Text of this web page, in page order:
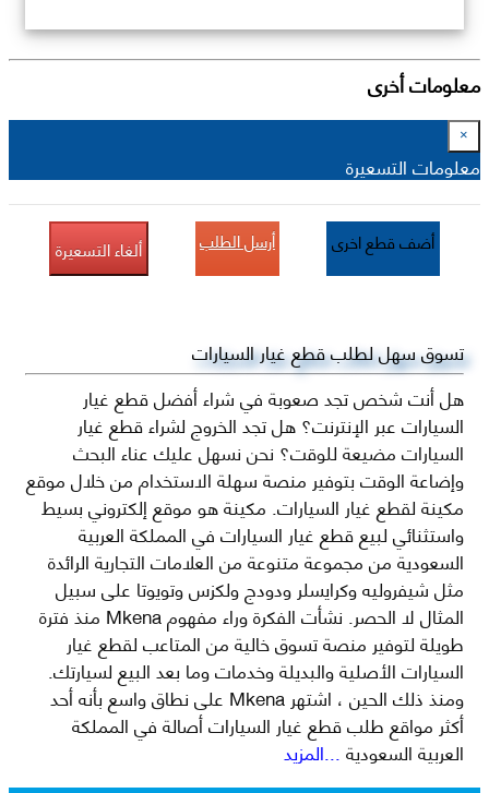
معلومات أخرى
×
معلومات التسعيرة
أضف قطع اخرى أرسل الطلب ألغاء التسعيرة
تسوق سهل لطلب قطع غيار السيارات
هل أنت شخص تجد صعوبة في شراء أفضل قطع غيار
السيارات عبر الإنترنت؟ هل تجد الخروج لشراء قطع غيار
السيارات مضيعة للوقت؟ نحن نسهل عليك عناء البحث
وإضاعة الوقت بتوفير منصة سهلة الاستخدام من خلال موقع
مكينة لقطع غيار السيارات. مكينة هو موقع إلكتروني بسيط
واستثنائي لبيع قطع غيار السيارات في المملكة العربية
السعودية من مجموعة متنوعة من العلامات التجارية الرائدة
مثل شيفروليه وكرايسلر ودودج ولكزس وتويوتا على سبيل
المثال لا الحصر. نشأت الفكرة وراء مفهوم Mkena منذ فترة
طويلة لتوفير منصة تسوق خالية من المتاعب لقطع غيار
السيارات الأصلية والبديلة وخدمات وما بعد البيع لسيارتك.
ومنذ ذلك الحين ، اشتهر Mkena على نطاق واسع بأنه أحد
أكثر مواقع طلب قطع غيار السيارات أصالة في المملكة
العربية السعودية...المزيد